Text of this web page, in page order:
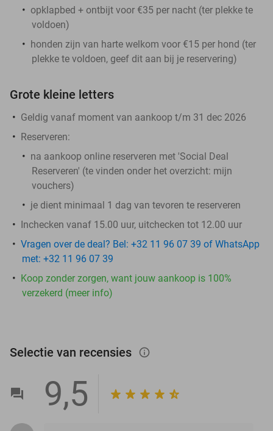
opklapbed + ontbijt voor €35 per nacht (ter plekke te
voldoen)
honden zijn van harte welkom voor €15 per hond (ter
plekke te voldoen, geef dit aan bij je reservering)
Grote kleine letters
Geldig vanaf moment van aankoop t/m 31 dec 2026
Reserveren:
na aankoop online reserveren met 'Social Deal
Reserveren' (te vinden onder het overzicht: mijn
vouchers)
je dient minimaal 1 dag van tevoren te reserveren
Inchecken vanaf 15.00 uur, uitchecken tot 12.00 uur
Vragen over de deal? Bel: +32 11 96 07 39 of WhatsApp
met: +32 11 96 07 39
Koop zonder zorgen, want jouw aankoop is 100%
verzekerd (meer info)
Selectie van recensies info_outlined
9,5